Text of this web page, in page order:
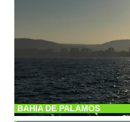
BAHIA DE PALAMOS